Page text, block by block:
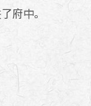
了府 。